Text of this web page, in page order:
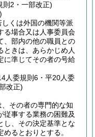
則2・一部改正)
くは外国の機関等派
る場合又は人事委員会
、部内の他の職員との
ときは、あらかじめ人
に準じてその者の号給
人委規則6・平20人委
改正)
その者の専門的な知
従事する業務の困難及
し、その決定基準とな
めるとおりとする。